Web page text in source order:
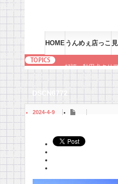
HOME うんめぇ店っこ
好評・秋田犬クリ
DSCN6772
2024-4-9